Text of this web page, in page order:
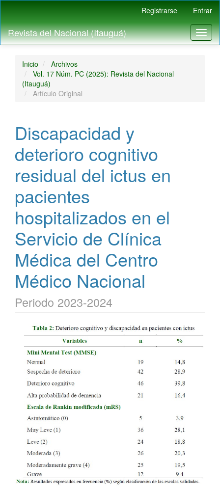
Contenido
principal
Barra
Registrarse Entrar
Revista del Nacional (Itauguá)
Inicio
Archivos
Vol. 17 Núm. PC (2025): Revista del Nacional
(Itauguá)
Artículo Original
Discapacidad y
deterioro cognitivo
residual del ictus en
pacientes
hospitalizados en el
Servicio de Clínica
Médica del Centro
Médico Nacional
Periodo 2023-2024
Barra
lateral
del
artículo